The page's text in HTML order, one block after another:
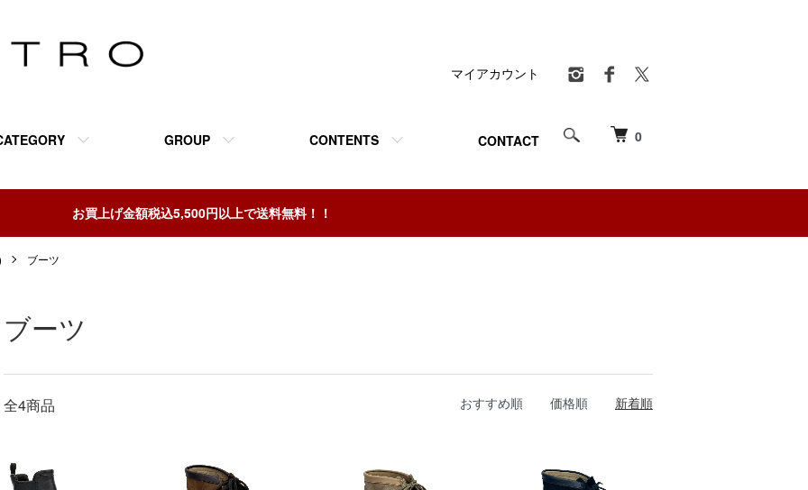
0
GROUP CONTENTS CONTACT
マイアカウント
お買上げ金額税込5,500円以上で送料無料！！
ブーツ
ブーツ
全4商品 おすすめ順 価格順 新着順